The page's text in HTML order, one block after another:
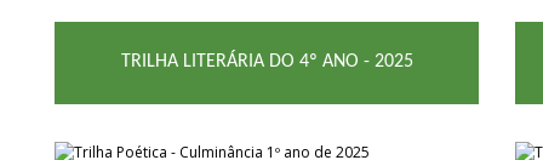
TRILHA LITERÁRIA DO 4º ANO - 2025